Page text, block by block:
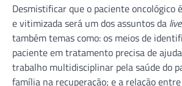
Desmistificar que o paciente oncológico
e vitimizada será um dos assuntos da live
também temas como: os meios de
paciente em tratamento precisa de
trabalho multidisciplinar pela saúde do
família na recuperação; e a relação